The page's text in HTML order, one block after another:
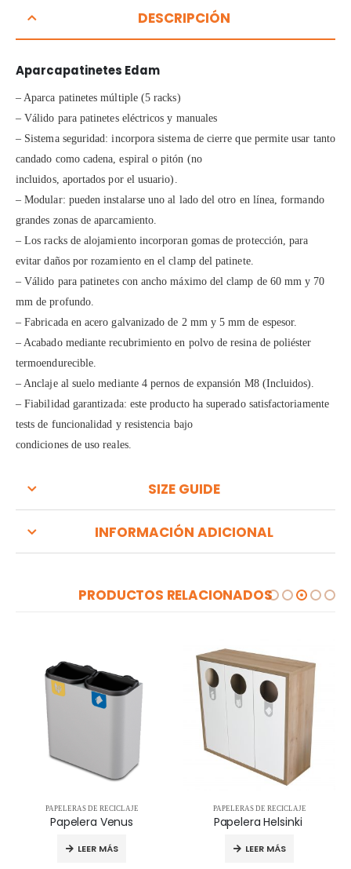
DESCRIPCIÓN
Aparcapatinetes Edam
– Aparca patinetes múltiple (5 racks)
– Válido para patinetes eléctricos y manuales
– Sistema seguridad: incorpora sistema de cierre que permite usar tanto
candado como cadena, espiral o pitón (no
incluidos, aportados por el usuario).
– Modular: pueden instalarse uno al lado del otro en línea, formando
grandes zonas de aparcamiento.
– Los racks de alojamiento incorporan gomas de protección, para
evitar daños por rozamiento en el clamp del patinete.
– Válido para patinetes con ancho máximo del clamp de 60 mm y 70
mm de profundo.
– Fabricada en acero galvanizado de 2 mm y 5 mm de espesor.
– Acabado mediante recubrimiento en polvo de resina de poliéster
termoendurecible.
– Anclaje al suelo mediante 4 pernos de expansión M8 (Incluidos).
– Fiabilidad garantizada: este producto ha superado satisfactoriamente
tests de funcionalidad y resistencia bajo
condiciones de uso reales.
SIZE GUIDE
INFORMACIÓN ADICIONAL
PRODUCTOS RELACIONADOS
PAPELERAS DE RECICLAJE
Papelera Venus
LEER MÁS
PAPELERAS DE RECICLAJE
Papelera Helsinki
LEER MÁS